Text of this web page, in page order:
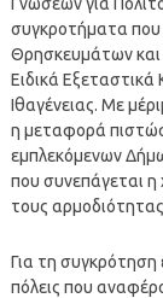
συγκροτήματα που
Θρησκευμάτων και
Ειδικά
Ιθαγένειας. Με
η μεταφορά
εμπλεκόμενων
που συνεπάγεται
τους
Για τη συγκρότηση
πόλεις που